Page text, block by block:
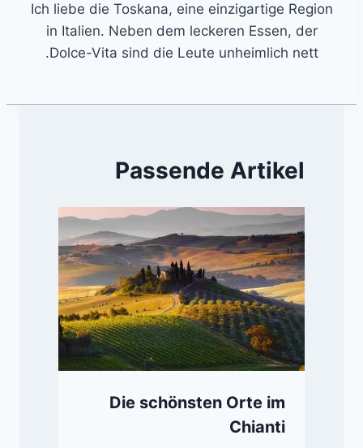
Ich liebe die Toskana, eine einzigartige Region
in Italien. Neben dem leckeren Essen, der
Dolce-Vita sind die Leute unheimlich nett.
Passende Artikel
Die schönsten Orte im
Chianti